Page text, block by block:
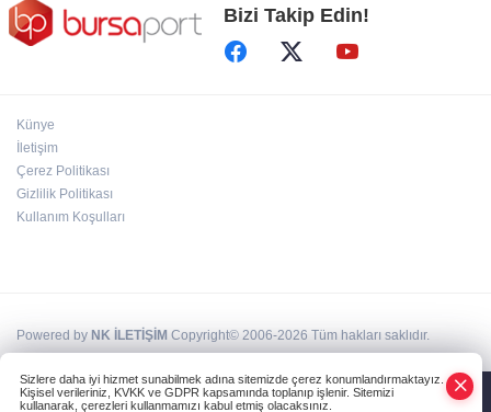
Bizi Takip Edin!
Künye
İletişim
Çerez Politikası
Gizlilik Politikası
Kullanım Koşulları
Powered by NK İLETİŞİM Copyright© 2006-2026 Tüm hakları saklıdır.
Sizlere daha iyi hizmet sunabilmek adına sitemizde çerez konumlandırmaktayız.
Kişisel verileriniz, KVKK ve GDPR kapsamında toplanıp işlenir. Sitemizi
kullanarak, çerezleri kullanmamızı kabul etmiş olacaksınız.